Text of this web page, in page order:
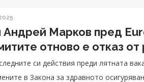
Андрей Марков пред
отново е отказ
си действия преди лятната
в Закона за здравното